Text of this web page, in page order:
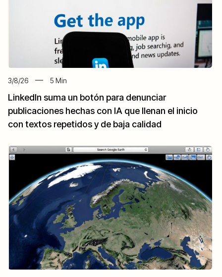
3/8/26 5 Min
LinkedIn suma un botón para denunciar
publicaciones hechas con IA que llenan el inicio
con textos repetidos y de baja calidad